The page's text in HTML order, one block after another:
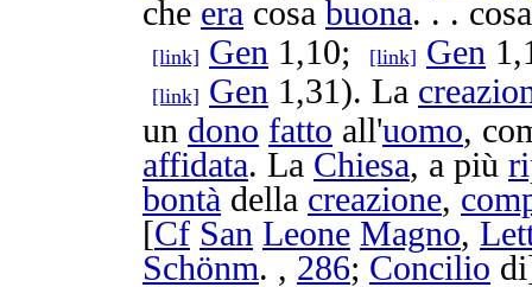
che era cosa buona. . .
[link] Gen 1,10; [link] Gen
[link] Gen 1,31). La
un dono fatto all'uomo,
affidata. La Chiesa, a più
bontà della creazione,
[Cf San Leone Magno,
Schönm. , 286; Concilio